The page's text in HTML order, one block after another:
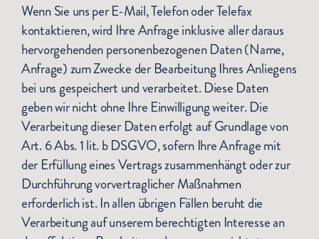
Wenn Sie uns per E-Mail, Telefon oder Telefax
kontaktieren, wird Ihre Anfrage inklusive aller daraus
hervorgehenden personenbezogenen Daten (Name,
Anfrage) zum Zwecke der Bearbeitung Ihres Anliegens
bei uns gespeichert und verarbeitet. Diese Daten
geben wir nicht ohne Ihre Einwilligung weiter. Die
Verarbeitung dieser Daten erfolgt auf Grundlage von
Art. 6 Abs. 1 lit. b DSGVO, sofern Ihre Anfrage mit
der Erfüllung eines Vertrags zusammenhängt oder zur
Durchführung vorvertraglicher Maßnahmen
erforderlich ist. In allen übrigen Fällen beruht die
Verarbeitung auf unserem berechtigten Interesse an